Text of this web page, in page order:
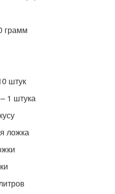
грамм
штук
1 штука
ложка